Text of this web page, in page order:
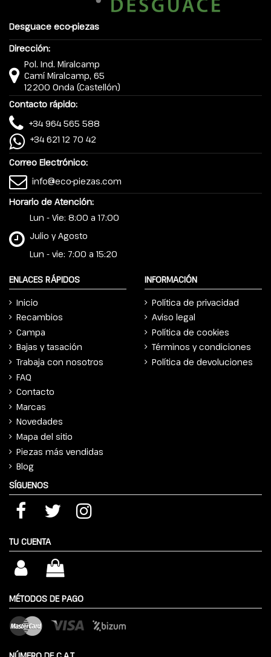
Desguace eco-piezas
Dirección:
Pol. Ind. Miralcamp
Camí Miralcamp, 65
12200 Onda (Castellón)
Contacto rápido:
+34 964 565 588
+34 621 12 70 42
Correo Electrónico:
info@eco-piezas.com
Horario de Atención:
Lun - Vie: 8:00 a 17:00
Julio y Agosto
Lun - vie: 7:00 a 15:20
ENLACES RÁPIDOS
Inicio
Recambios
Campa
Bajas y tasación
Trabaja con nosotros
FAQ
Contacto
Marcas
Novedades
Mapa del sitio
Piezas más vendidas
Blog
INFORMACIÓN
Política de privacidad
Aviso legal
Política de cookies
Términos y condiciones
Política de devoluciones
SÍGUENOS
TU CUENTA
MÉTODOS DE PAGO